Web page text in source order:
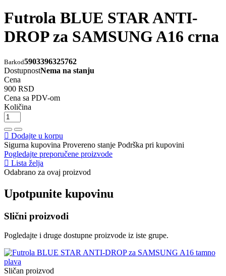
Futrola BLUE STAR ANTI-
DROP za SAMSUNG A16 crna
Barkod5903396325762
DostupnostNema na stanju
Cena
900 RSD
Cena sa PDV-om
Količina
Dodajte u korpu
Sigurna kupovina Provereno stanje Podrška pri kupovini
Pogledajte preporučene proizvode
Lista želja
Odabrano za ovaj proizvod
Upotpunite kupovinu
Slični proizvodi
Pogledajte i druge dostupne proizvode iz iste grupe.
Sličan proizvod